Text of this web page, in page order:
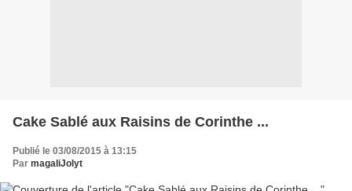
Cake Sablé aux Raisins de Corinthe ...
Publié le 03/08/2015 à 13:15
Par magaliJolyt